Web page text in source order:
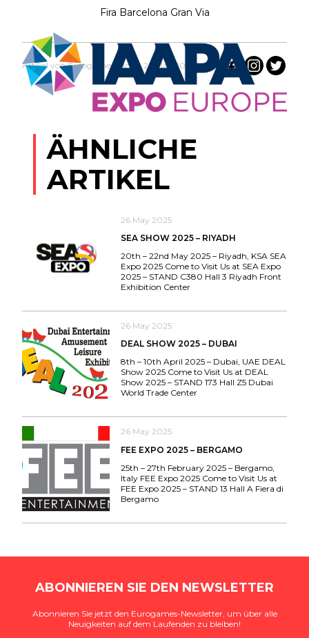
Fira Barcelona Gran Via
Artikel von EurogamesAdmin 26 May 2025
ÄHNLICHE
ARTIKEL
26 May 2025
SEA SHOW 2025 – RIYADH
20th – 22nd May 2025 – Riyadh, KSA SEA
Expo 2025 Come to Visit Us at SEA Expo
2025 – STAND C380 Hall 3 Riyadh Front
Exhibition Center
26 May 2025
DEAL SHOW 2025 – DUBAI
8th – 10th April 2025 – Dubai, UAE DEAL
Show 2025 Come to Visit Us at DEAL
Show 2025 – STAND 173 Hall Z5 Dubai
World Trade Center
26 May 2025
FEE EXPO 2025 – BERGAMO
25th – 27th February 2025 – Bergamo,
Italy FEE Expo 2025 Come to Visit Us at
FEE Expo 2025 – STAND 13 Hall A Fiera di
Bergamo
ABONNIEREN SIE DEN NEWSLETTER
Abonnieren Sie jetzt den Eurogames-Newsletter, um über alle
Neuigkeiten auf dem Laufenden zu bleiben!